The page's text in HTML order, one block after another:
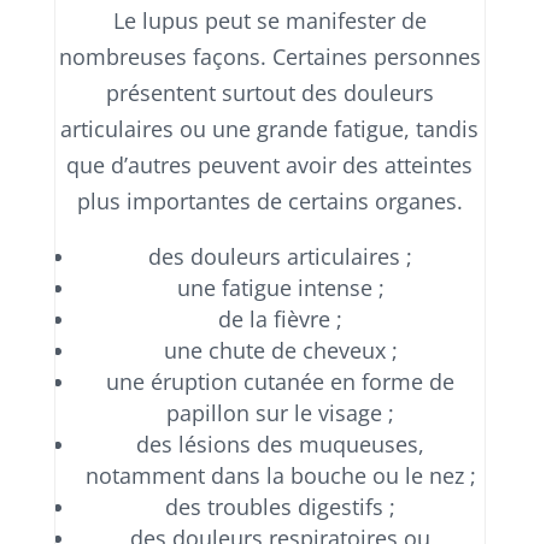
Le lupus peut se manifester de
nombreuses façons. Certaines personnes
présentent surtout des douleurs
articulaires ou une grande fatigue, tandis
que d’autres peuvent avoir des atteintes
plus importantes de certains organes.
des douleurs articulaires ;
une fatigue intense ;
de la fièvre ;
une chute de cheveux ;
une éruption cutanée en forme de
papillon sur le visage ;
des lésions des muqueuses,
notamment dans la bouche ou le nez ;
des troubles digestifs ;
des douleurs respiratoires ou